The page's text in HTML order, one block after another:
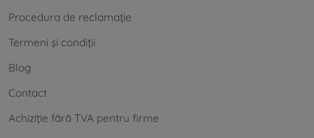
Procedura de reclamație
Termeni și condiții
Blog
Contact
Achiziție fără TVA pentru firme